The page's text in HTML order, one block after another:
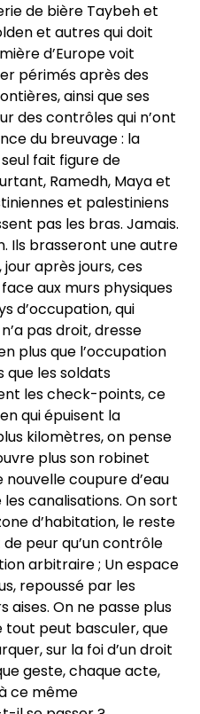
de bière Taybeh et
et autres qui doit
d’Europe voit
périmés après des
ainsi que ses
des contrôles qui n’ont
du breuvage : la
fait figure de
Ramedh, Maya et
et palestiniens
pas les bras. Jamais.
Ils brasseront une autre
après jours, ces
aux murs physiques
d’occupation, qui
pas droit, dresse
plus que l’occupation
que les soldats
les check-points, ce
qui épuisent la
kilomètres, on pense
plus son robinet
nouvelle coupure d’eau
canalisations. On sort
d’habitation, le reste
peur qu’un contrôle
arbitraire ; Un espace
repoussé par les
aises. On ne passe plus
tout peut basculer, que
sur la foi d’un droit
geste, chaque acte,
ce même